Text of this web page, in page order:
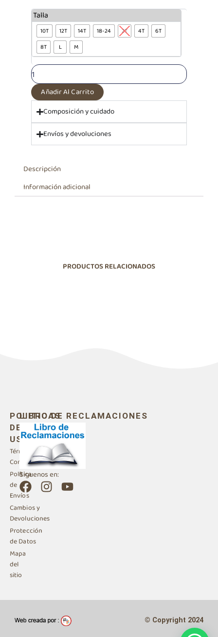
Talla
10T 12T 14T 18-24 2T 4T
6T
8T
L M
Pijama
Algodón
Pantalón
Polo
MC
Melange
Melissa
cantidad
Añadir Al Carrito
Composición y cuidado
Envíos y devoluciones
Descripción
Información adicional
PRODUCTOS RELACIONADOS
POLITICAS
DE
USO
Términos y
Condiciones
Política
de
Envíos
Cambios y
Devoluciones
Protección
de Datos
Mapa
del
sitio
LIBRO DE RECLAMACIONES
Siguenos en:
F
a
c
e
b
o
o
I
n
t
Y
© Copyright 2024